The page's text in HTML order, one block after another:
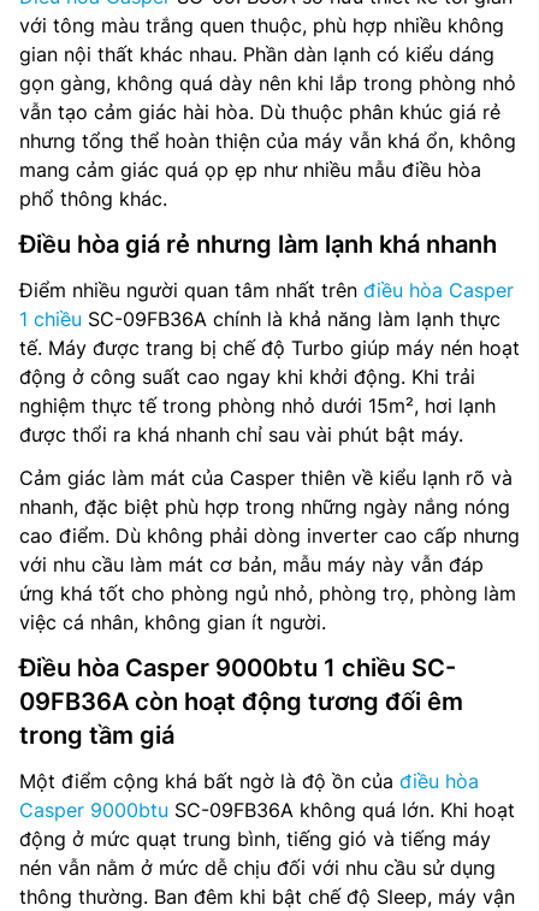
với tông màu trắng quen thuộc, phù hợp nhiều không
gian nội thất khác nhau. Phần dàn lạnh có kiểu dáng
gọn gàng, không quá dày nên khi lắp trong phòng nhỏ
vẫn tạo cảm giác hài hòa. Dù thuộc phân khúc giá rẻ
nhưng tổng thể hoàn thiện của máy vẫn khá ổn, không
mang cảm giác quá ọp ẹp như nhiều mẫu điều hòa
phổ thông khác.
Điều hòa giá rẻ nhưng làm lạnh khá nhanh
Điểm nhiều người quan tâm nhất trên điều hòa Casper
1 chiều SC-09FB36A chính là khả năng làm lạnh thực
tế. Máy được trang bị chế độ Turbo giúp máy nén hoạt
động ở công suất cao ngay khi khởi động. Khi trải
nghiệm thực tế trong phòng nhỏ dưới 15m², hơi lạnh
được thổi ra khá nhanh chỉ sau vài phút bật máy.
Cảm giác làm mát của Casper thiên về kiểu lạnh rõ và
nhanh, đặc biệt phù hợp trong những ngày nắng nóng
cao điểm. Dù không phải dòng inverter cao cấp nhưng
với nhu cầu làm mát cơ bản, mẫu máy này vẫn đáp
ứng khá tốt cho phòng ngủ nhỏ, phòng trọ, phòng làm
việc cá nhân, không gian ít người.
Điều hòa Casper 9000btu 1 chiều SC-
09FB36A còn hoạt động tương đối êm
trong tầm giá
Một điểm cộng khá bất ngờ là độ ồn của điều hòa
Casper 9000btu SC-09FB36A không quá lớn. Khi hoạt
động ở mức quạt trung bình, tiếng gió và tiếng máy
nén vẫn nằm ở mức dễ chịu đối với nhu cầu sử dụng
thông thường. Ban đêm khi bật chế độ Sleep, máy vận